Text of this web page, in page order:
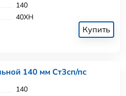
140
40ХН
Купить
140 мм Ст3сп/пс
140